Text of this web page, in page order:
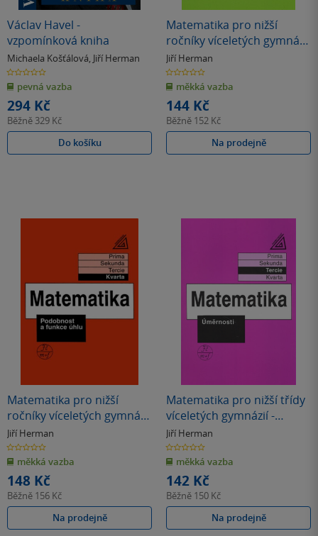
Václav Havel -
vzpomínková kniha
Michaela Košťálová, Jiří Herman
0.0
z
5
hvězdiček
pevná vazba
294 Kč
Běžně 329 Kč
Do košíku
Matematika pro nižší
ročníky víceletých gymnázií
– Kladná a záporná čísla
Jiří Herman
0.0
z
5
hvězdiček
měkká vazba
144 Kč
Běžně 152 Kč
Na prodejně
Matematika pro nižší
ročníky víceletých gymnázií
- Podobnost a funkce úhlu
(kvarta)
Jiří Herman
0.0
z
5
hvězdiček
měkká vazba
148 Kč
Běžně 156 Kč
Na prodejně
Matematika pro nižší třídy
víceletých gymnázií -
Úměrnosti
Jiří Herman
0.0
z
5
hvězdiček
měkká vazba
142 Kč
Běžně 150 Kč
Na prodejně